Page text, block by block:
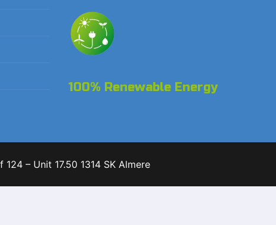
100% Renewable Energy
– Unit 17.50 1314 SK Almere